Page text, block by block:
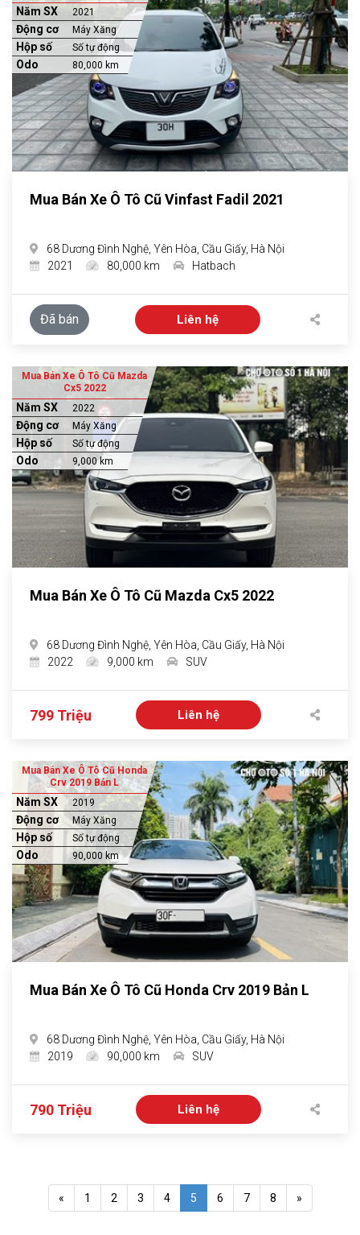
Năm SX 2021
Động cơ Máy Xăng
Hộp số Số tự động
Odo 80,000 km
Mua Bán Xe Ô Tô Cũ Vinfast Fadil 2021
68 Dương Đình Nghệ, Yên Hòa, Cầu Giấy, Hà Nội
2021
80,000 km Hatbach
Đã bán Liên hệ
Mua Bán Xe Ô Tô Cũ Mazda
Cx5 2022
Năm SX 2022
Động cơ Máy Xăng
Hộp số Số tự động
Odo 9,000 km
Mua Bán Xe Ô Tô Cũ Mazda Cx5 2022
68 Dương Đình Nghệ, Yên Hòa, Cầu Giấy, Hà Nội
2022
9,000 km SUV
799 Triệu Liên hệ
Mua Bán Xe Ô Tô Cũ Honda
Crv 2019 Bản L
Năm SX 2019
Động cơ Máy Xăng
Hộp số Số tự động
Odo 90,000 km
Mua Bán Xe Ô Tô Cũ Honda Crv 2019 Bản L
68 Dương Đình Nghệ, Yên Hòa, Cầu Giấy, Hà Nội
2019
90,000 km SUV
790 Triệu Liên hệ
« 1 2 3 4 5 6 7 8 »